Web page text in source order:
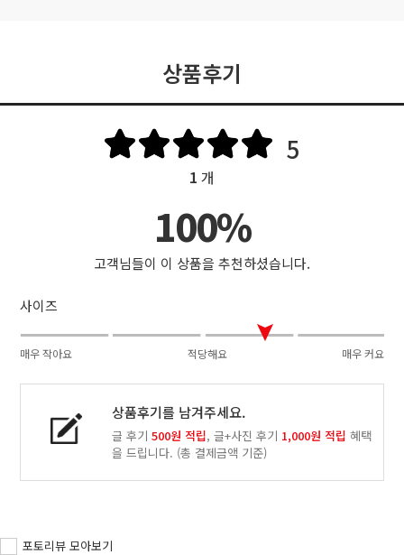
상품후기
5
1 개
100%
고객님들이 이 상품을 추천하셨습니다.
사이즈
매우 작아요 적당해요 매우 커요
상품후기를 남겨주세요.
글 후기 500원 적립, 글+사진 후기 1,000원 적립 혜택
을 드립니다. (총 결제금액 기준)
포토리뷰 모아보기